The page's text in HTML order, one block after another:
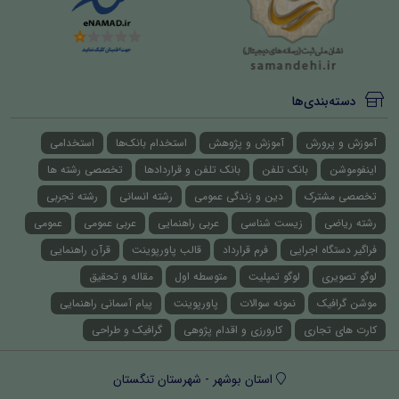
دسته‌بندی‌ها
آموزش و پرورش آموزش و پژوهش استخدام بانک‌ها
استخدامی
اینفوموشن
بانک تلفن بانک تلفن و قراردادها
تخصصی رشته ها
تخصصی مشترک
دین و زندگی عمومی رشته انسانی
رشته تجربی
رشته ریاضی
زیست شناسی عربی راهنمایی عربی عمومی
عمومی
فراگیر دستگاه اجرایی
فرم قرارداد قالب پاورپوینت
قرآن راهنمایی
لوگو تصویری
لوگو تمپلیت متوسطه اول
مقاله و تحقیق
موشن گرافیک
نمونه سوالات پاورپوینت
پیام آسمانی راهنمایی
کارت های تجاری
کارورزی و اقدام پژوهی گرافیک و طراحی
استان بوشهر - شهرستان تنگستان